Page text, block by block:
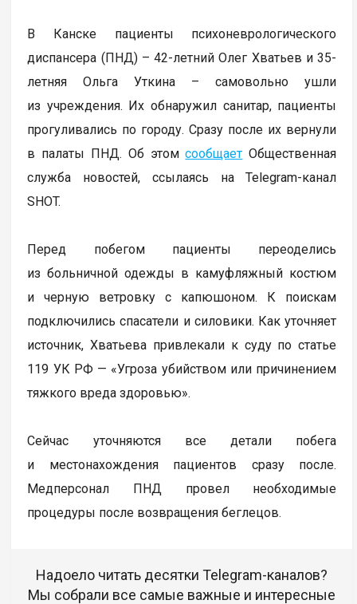
В Канске пациенты психоневрологического
диспансера (ПНД) – 42-летний Олег Хватьев и 35-
летняя Ольга Уткина – самовольно ушли
из учреждения. Их обнаружил санитар, пациенты
прогуливались по городу. Сразу после их вернули
в палаты ПНД. Об этомсообщает Общественная
служба новостей, ссылаясь на Telegram-канал
SHOT.
Перед побегом пациенты переоделись
из больничной одежды в камуфляжный костюм
и черную ветровку с капюшоном. К поискам
подключились спасатели и силовики. Как уточняет
источник, Хватьева привлекали к суду по статье
119 УК РФ — «Угроза убийством или причинением
тяжкого вреда здоровью».
Сейчас уточняются все детали побега
и местонахождения пациентов сразу после.
Медперсонал ПНД провел необходимые
процедуры после возвращения беглецов.
Надоело читать десятки Telegram-каналов?
Мы собрали все самые важные и интересные